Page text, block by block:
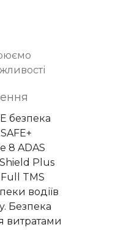
безпека
8 ADAS
Plus
TMS
водіїв
Безпека
витратами